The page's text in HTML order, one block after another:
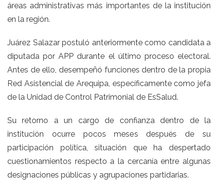
áreas administrativas más importantes de la institución
en la región.
Juárez Salazar postuló anteriormente como candidata a
diputada por APP durante el último proceso electoral.
Antes de ello, desempeñó funciones dentro de la propia
Red Asistencial de Arequipa, específicamente como jefa
de la Unidad de Control Patrimonial de EsSalud.
Su retorno a un cargo de confianza dentro de la
institución ocurre pocos meses después de su
participación política, situación que ha despertado
cuestionamientos respecto a la cercanía entre algunas
designaciones públicas y agrupaciones partidarias.